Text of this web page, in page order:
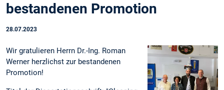
bestandenen Promotion
28.07.2023
Wir gratulieren Herrn Dr.-Ing. Roman
Werner herzlichst zur bestandenen
Promotion!